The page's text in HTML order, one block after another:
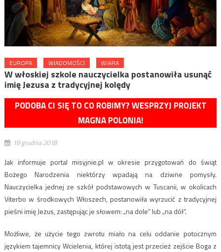
EUROPA WIADOMOŚCI WIARA
W włoskiej szkole nauczycielka postanowiła usunąć
imię Jezusa z tradycyjnej kolędy
PODOBA CI SIĘ TO CO ROBIMY? WESPRZYJ PROJEKT
MAGNA POLONIA!
19 grudnia 2018
Jak informuje portal misyjnie.pl w okresie przygotowań do świąt
Bożego Narodzenia niektórzy wpadają na dziwne pomysły.
Nauczycielka jednej ze szkół podstawowych w Tuscanii, w okolicach
Viterbo w środkowych Włoszech, postanowiła wyrzucić z tradycyjnej
pieśni imię Jezus, zastępując je słowem: „na dole” lub „na dół”.
Możliwe, że użycie tego zwrotu miało na celu oddanie potocznym
językiem tajemnicy Wcielenia, której istotą jest przecież zejście Boga z